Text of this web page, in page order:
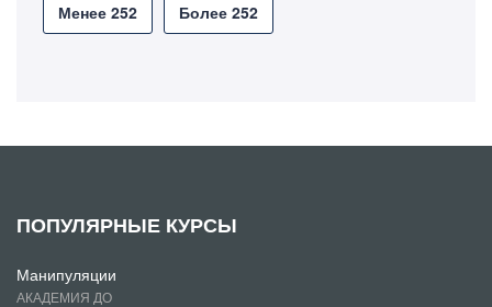
Менее 252 Более 252
ПОПУЛЯРНЫЕ КУРСЫ
Манипуляции
АКАДЕМИЯ ДО